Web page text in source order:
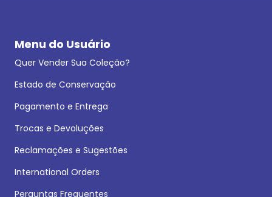
Menu do Usuário
Quer Vender Sua Coleção?
Estado de Conservação
Pagamento e Entrega
Trocas e Devoluções
Reclamações e Sugestões
International Orders
Perguntas Frequentes